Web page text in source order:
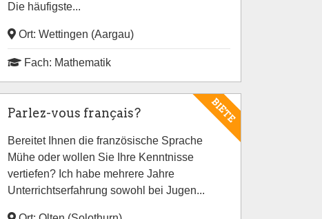
Die häufigste...
Ort: Wettingen (Aargau)
Fach: Mathematik
BIETE
Parlez-vous français?
Bereitet Ihnen die französische Sprache
Mühe oder wollen Sie Ihre Kenntnisse
vertiefen? Ich habe mehrere Jahre
Unterrichtserfahrung sowohl bei Jugen...